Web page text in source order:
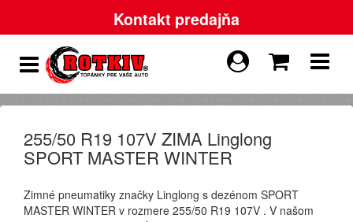
Kontakt predajňa
255/50 R19 107V ZIMA Linglong
SPORT MASTER WINTER
Zimné pneumatiky značky Linglong s dezénom SPORT
MASTER WINTER v rozmere 255/50 R19 107V . V našom